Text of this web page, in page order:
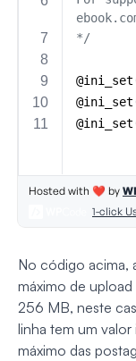
No código acima,
máximo de
256 MB, neste
linha tem um
máximo das